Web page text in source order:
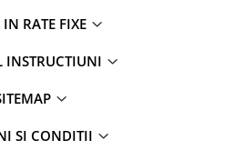
IN RATE FIXE
INSTRUCTIUNI
SI CONDITII